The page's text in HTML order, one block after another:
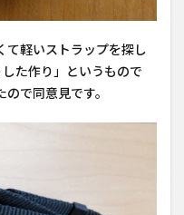
軽いストラップを探し
た作り」というもので
で同意見です。